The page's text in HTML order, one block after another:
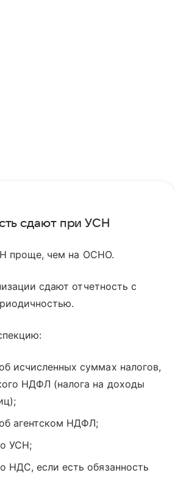
сдают при УСН
проще, чем на ОСНО.
сдают отчетность с
исчисленных суммах налогов,
НДФЛ (налога на доходы
агентском НДФЛ;
УСН;
НДС, если есть обязанность